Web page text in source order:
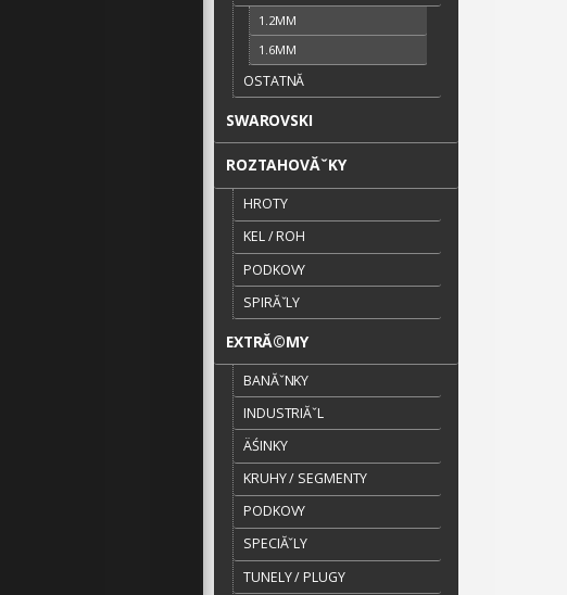
1.2MM
1.6MM
OSTATNĂ­
SWAROVSKI
ROZTAHOVĂˇKY
HROTY
KEL / ROH
PODKOVY
SPIRĂˇLY
EXTRĂ©MY
BANĂˇNKY
INDUSTRIĂˇL
ÄŚINKY
KRUHY / SEGMENTY
PODKOVY
SPECIĂˇLY
TUNELY / PLUGY